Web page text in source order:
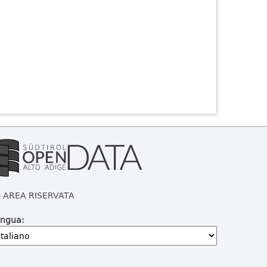
AREA RISERVATA